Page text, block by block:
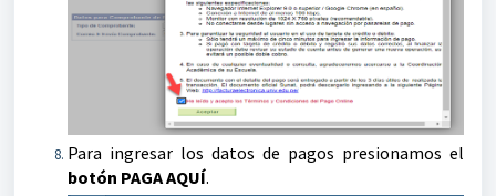
Para ingresar los datos de pagos presionamos el
botón PAGA AQUÍ.